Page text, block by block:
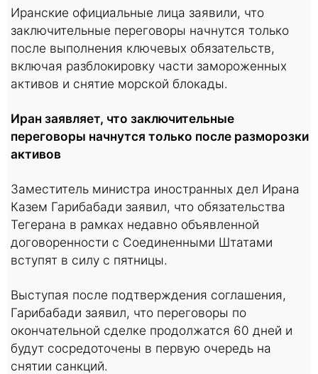
Иранские официальные лица заявили, что
заключительные переговоры начнутся только
после выполнения ключевых обязательств,
включая разблокировку части замороженных
активов и снятие морской блокады.
Иран заявляет, что заключительные
переговоры начнутся только после разморозки
активов
Заместитель министра иностранных дел Ирана
Казем Гарибабади заявил, что обязательства
Тегерана в рамках недавно объявленной
договоренности с Соединенными Штатами
вступят в силу с пятницы.
Выступая после подтверждения соглашения,
Гарибабади заявил, что переговоры по
окончательной сделке продолжатся 60 дней и
будут сосредоточены в первую очередь на
снятии санкций.